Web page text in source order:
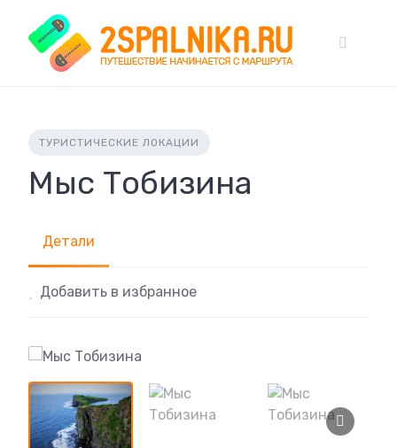
content
ТУРИСТИЧЕСКИЕ ЛОКАЦИИ
Мыс Тобизина
Детали
Добавить в избранное